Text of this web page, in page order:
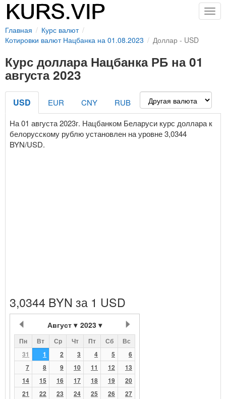
Главная
Курс валют
Котировки валют Нацбанка на 01.08.2023
Доллар - USD
Курс доллара Нацбанка РБ на 01
августа 2023
USD EUR CNY
RUB
На 01 августа 2023г. Нацбанком Беларуси курс доллара к
белорусскому рублю установлен на уровне 3,0344
BYN/USD.
3,0344 BYN за 1 USD
Август 2023
Пн Вт Ср Чт Пт Сб
Вс
31
1 2 3 4 5
6
7
8 9 10 11 12
13
14
15 16 17 18 19
20
21
22 23 24 25 26
27